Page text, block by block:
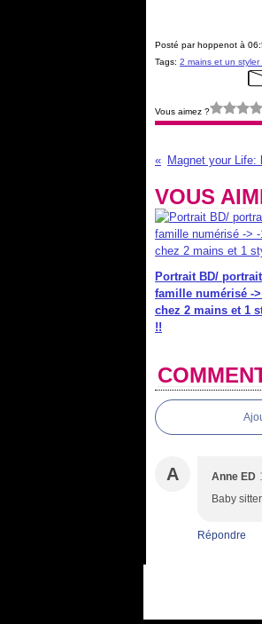
Posté par hoppenot à
Tags: 2 mains et un styler
Vous aimez ?
VOUS
Portrait BD/
famille numérisé ->
chez 2 mains et 1
!!
A Anne ED
Baby
Répondre